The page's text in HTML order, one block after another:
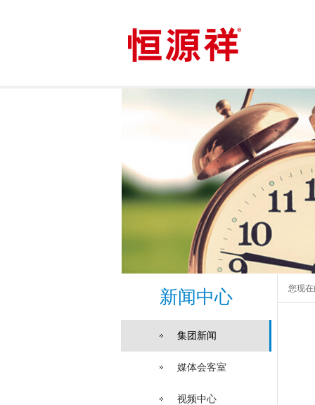
新闻中心
集团新闻
媒体会客室
视频中心
您现